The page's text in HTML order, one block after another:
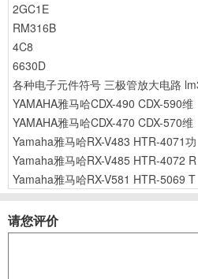
2GC1E
RM316B
4C8
6630D
各种电子元件符号 三极管放大电路
YAMAHA雅马哈CDX-490 CDX-590维
YAMAHA雅马哈CDX-470 CDX-570维
Yamaha雅马哈RX-V483 HTR-4071功
Yamaha雅马哈RX-V485 HTR-4072 R
Yamaha雅马哈RX-V581 HTR-5069 T
请您评价